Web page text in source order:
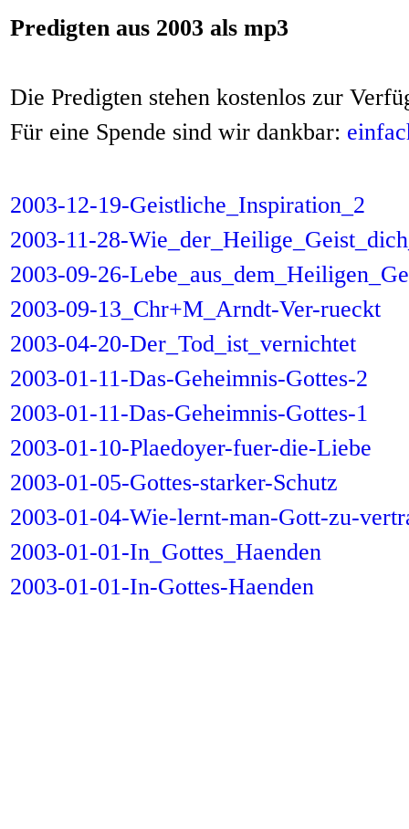
Predigten aus 2003 als mp3
Die Predigten stehen kostenlos zur
Für eine Spende sind wir dankbar:
2003-12-19-Geistliche_Inspiration_2
2003-11-28-
2003-09-26-
2003-09-13_Chr+M_Arndt-Ver-rueckt
2003-04-20-Der_Tod_ist_vernichtet
2003-01-11-Das-Geheimnis-Gottes-2
2003-01-11-Das-Geheimnis-Gottes-1
2003-01-10-Plaedoyer-fuer-die-Liebe
2003-01-05-Gottes-starker-Schutz
2003-01-04-Wie-lernt-man-Gott-zu-
2003-01-01-In_Gottes_Haenden
2003-01-01-In-Gottes-Haenden